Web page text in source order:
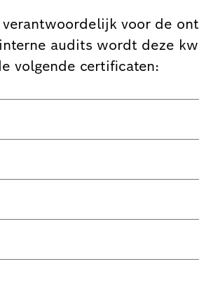
voor de
audits wordt deze
volgende certificaten: